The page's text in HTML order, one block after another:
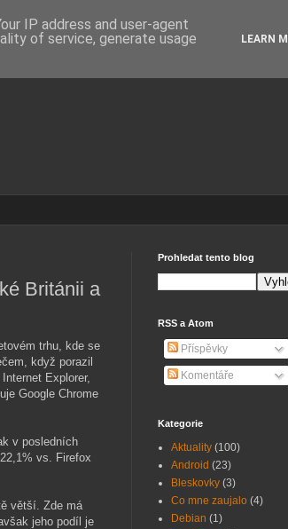
Británii a
trhu, kde se
když porazil
Explorer,
Google Chrome
v posledních
vs. Firefox
větší. Zde má
jeho podíl je
Prohledat tento blog
RSS a Atom
Příspěvky
Komentáře
Kategorie
Aktuality (100)
Android (23)
Bleskovky (3)
Co mne zaujalo (4)
Debian (1)
IP address and user-agent
of service, generate usage
LEARN